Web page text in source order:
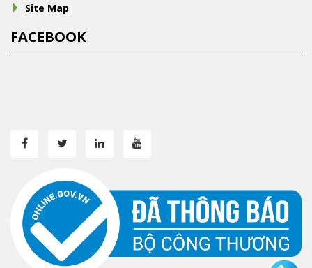
Site Map
FACEBOOK